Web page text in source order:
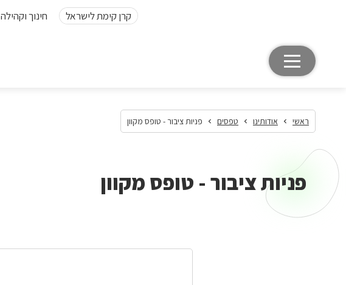
קרן קימת לישראל חינוך וקהילה
ראשי אודותינו טפסים פניות ציבור - טופס מקוון
פניות ציבור - טופס מקוון